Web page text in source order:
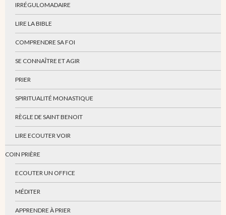
IRRÉGULOMADAIRE
LIRE LA BIBLE
COMPRENDRE SA FOI
SE CONNAÎTRE ET AGIR
PRIER
SPIRITUALITÉ MONASTIQUE
RÈGLE DE SAINT BENOIT
LIRE ECOUTER VOIR
COIN PRIÈRE
ECOUTER UN OFFICE
MÉDITER
APPRENDRE À PRIER